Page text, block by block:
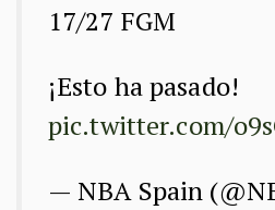
17/27 FGM
¡Esto ha pasado!
pic.twitter.com/
— NBA Spain